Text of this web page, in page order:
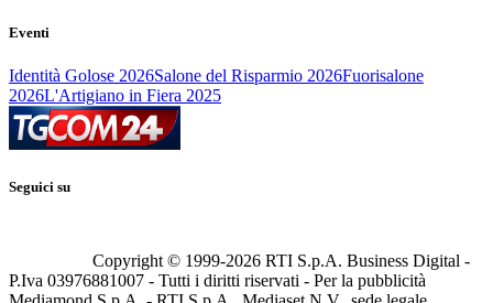
Eventi
Identità Golose 2026Salone del Risparmio 2026Fuorisalone
2026L'Artigiano in Fiera 2025
Seguici su
Copyright © 1999-2026 RTI S.p.A. Business Digital -
P.Iva 03976881007 - Tutti i diritti riservati - Per la pubblicità